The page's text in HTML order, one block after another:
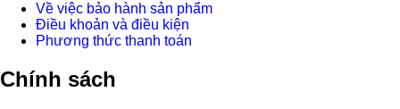
Về việc bảo hành sản phẩm
Điều khoản và điều kiện
Phương thức thanh toán
Chính sách